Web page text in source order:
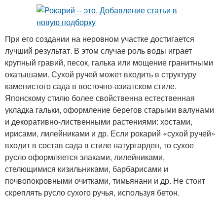
При его создании на неровном участке достигается
лучший результат. В этом случае роль воды играет
крупный гравий, песок, галька или мощение гранитными
окатышами. Сухой ручей может входить в структуру
каменистого сада в восточно-азиатском стиле.
Японскому стилю более свойственна естественная
укладка гальки, оформление берегов старыми валунами
и декоративно-лиственными растениями: хостами,
ирисами, лилейниками и др. Если рокарий «сухой ручей»
входит в состав сада в стиле натургарден, то сухое
русло оформляется злаками, лилейниками,
стелющимися кизильниками, барбарисами и
почвопокровными очитками, тимьянани и др. Не стоит
скреплять русло сухого ручья, используя бетон.